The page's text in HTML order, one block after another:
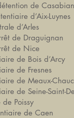
de
d’Aix-Luynes
d’Arles
de Draguignan
de Nice
de Bois d’Arcy
de Fresnes
de Meaux-
de Seine-Saint-
Poissy
de Caen